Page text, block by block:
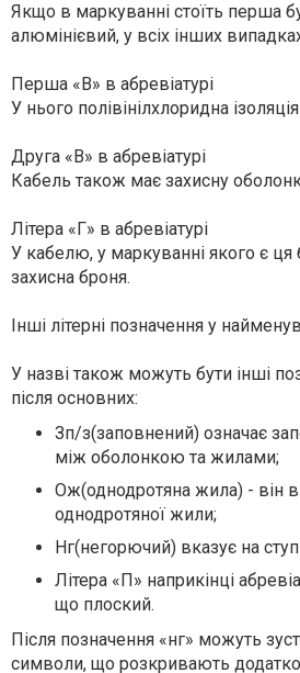
Якщо в маркуванні стоїть перша
алюмінієвий, у всіх інших
Перша «В» в абревіатурі
У нього полівінілхлоридна
Друга «В» в абревіатурі
Кабель також має захисну
Літера «Г» в абревіатурі
У кабелю, у маркуванні якого є ця
захисна броня.
Інші літерні позначення у
У назві також можуть бути інші
після основних:
Зп/з(заповнений) означає
між оболонкою та жилами;
Ож(однодротяна жила) - вiн
однодротяної жили;
Нг(негорючий) вказує на
Літера «П» наприкінці
що плоский.
Після позначення «нг» можуть
символи, що розкривають